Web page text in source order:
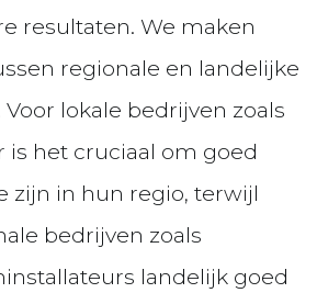
resultaten. We maken
regionale en landelijke
lokale bedrijven zoals
is het cruciaal om goed
zijn in hun regio, terwijl
bedrijven zoals
landelijk goed